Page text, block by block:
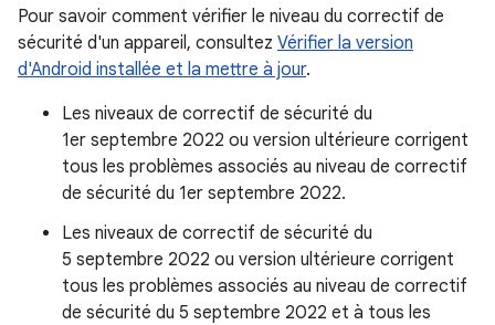
Pour savoir comment vérifier le niveau du correctif de
sécurité d'un appareil, consultez Vérifier la version
d'Android installée et la mettre à jour.
Les niveaux de correctif de sécurité du
1er septembre 2022 ou version ultérieure corrigent
tous les problèmes associés au niveau de correctif
de sécurité du 1er septembre 2022.
Les niveaux de correctif de sécurité du
5 septembre 2022 ou version ultérieure corrigent
tous les problèmes associés au niveau de correctif
de sécurité du 5 septembre 2022 et à tous les